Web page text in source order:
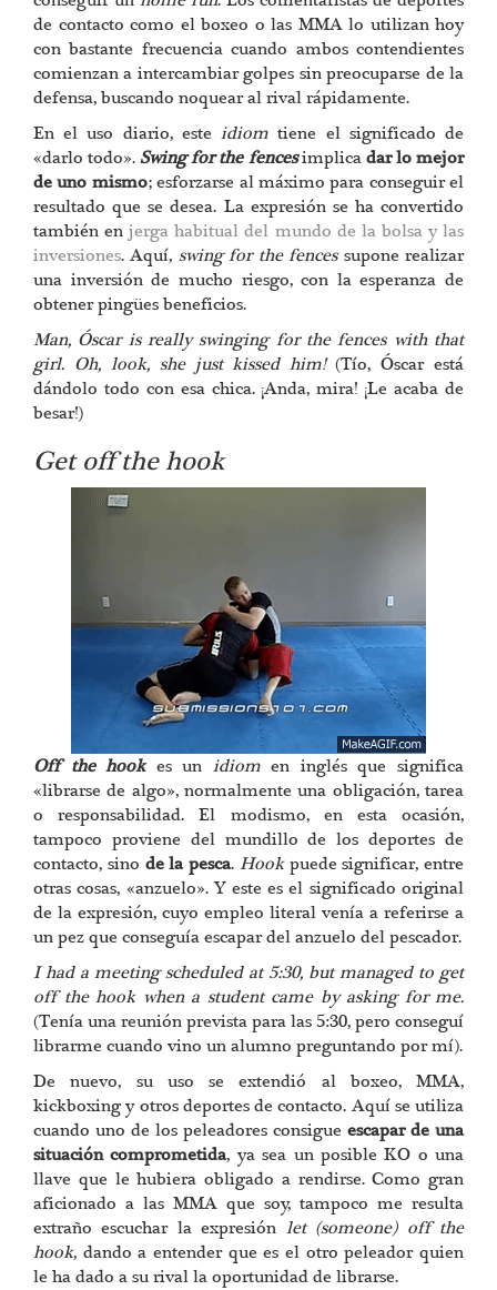
de contacto como el boxeo o las MMA lo utilizan hoy
con bastante frecuencia cuando ambos contendientes
comienzan a intercambiar golpes sin preocuparse de la
defensa, buscando noquear al rival rápidamente.
En el uso diario, esteidiom tiene el significado de
«darlo todo».Swing for the fences implicadar lo mejor
de uno mismo; esforzarse al máximo para conseguir el
resultado que se desea. La expresión se ha convertido
también enjerga habitual del mundo de la bolsa y las
inversiones. Aquí, swing for the fences supone realizar
una inversión de mucho riesgo, con la esperanza de
obtener pingües beneficios.
Man, Óscar is really swinging for the fences with that
girl. Oh, look, she just kissed him!(Tío, Óscar está
dándolo todo con esa chica. ¡Anda, mira! ¡Le acaba de
besar!)
Get off the hook
Off the hook es un idiomen inglés que significa
«librarse de algo», normalmente una obligación, tarea
o responsabilidad. El modismo, en esta ocasión,
tampoco proviene del mundillo de los deportes de
contacto, sino de la pesca. Hookpuede significar, entre
otras cosas, «anzuelo». Y este es el significado original
de la expresión, cuyo empleo literal venía a referirse a
un pez que conseguía escapar del anzuelo del pescador.
I had a meeting scheduled at 5:30, but managed to get
off the hook when a student came by asking for me.
(Tenía una reunión prevista para las 5:30, pero conseguí
librarme cuando vino un alumno preguntando por mí).
De nuevo, su uso se extendió al boxeo, MMA,
kickboxing y otros deportes de contacto. Aquí se utiliza
cuando uno de los peleadores consigue escapar de una
situación comprometida, ya sea un posible KO o una
llave que le hubiera obligado a rendirse. Como gran
aficionado a las MMA que soy, tampoco me resulta
extraño escuchar la expresión let (someone) off the
hook, dando a entender que es el otro peleador quien
le ha dado a su rival la oportunidad de librarse.